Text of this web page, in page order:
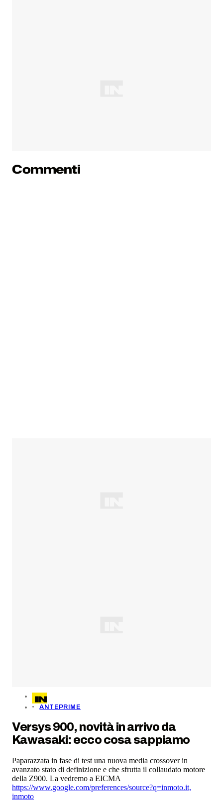
Commenti
ANTEPRIME
Versys 900, novità in arrivo da
Kawasaki: ecco cosa sappiamo
Paparazzata in fase di test una nuova media crossover in
avanzato stato di definizione e che sfrutta il collaudato motore
della Z900. La vedremo a EICMA
https://www.google.com/preferences/source?q=inmoto.it,
inmoto